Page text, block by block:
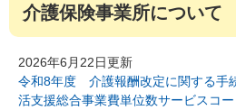
介護保険事業所について
2026年6月22日更新
令和8年度 介護報酬改定に関する手
活支援総合事業費単位数サービスコ